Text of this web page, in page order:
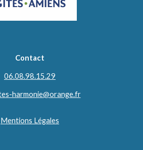
Contact
06.08.98.15.29
harmonie@orange.fr
Mentions Légales